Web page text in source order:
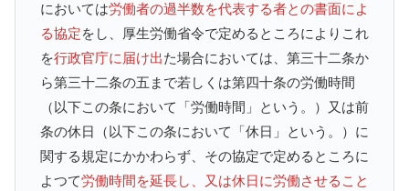
においては労働者の過半数を代表する者との書面によ
る協定をし、厚生労働省令で定めるところによりこれ
を行政官庁に届け出た場合においては、第三十二条か
ら第三十二条の五まで若しくは第四十条の労働時間
（以下この条において「労働時間」という。）又は前
条の休日（以下この条において「休日」という。）に
関する規定にかかわらず、その協定で定めるところに
よつて労働時間を延長し、又は休日に労働させること